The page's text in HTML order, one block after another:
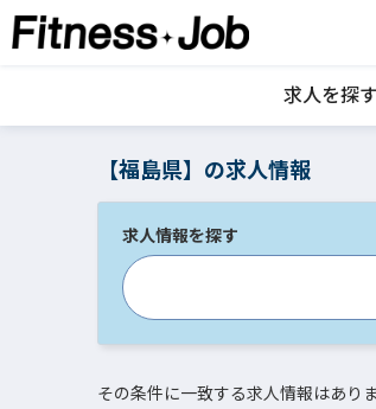
求人を探す
【福島県】の求人情報
求人情報を探す
その条件に一致する求人情報はあり